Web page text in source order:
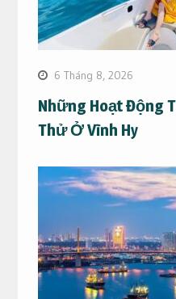
6 Tháng 8, 2026
Những Hoạt Động
Thử Ở Vĩnh Hy